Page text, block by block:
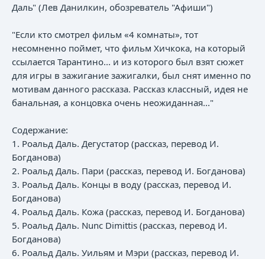
Даль" (Лев Данилкин, обозреватель "Афиши")
"Если кто смотрел фильм «4 комнаты», тот
несомненно поймет, что фильм Хичкока, на который
ссылается Тарантино... и из которого был взят сюжет
для игры в зажигание зажигалки, был снят именно по
мотивам данного рассказа. Рассказ классный, идея не
банальная, а концовка очень неожиданная..."
Содержание:
1. Роальд Даль. Дегустатор (рассказ, перевод И.
Богданова)
2. Роальд Даль. Пари (рассказ, перевод И. Богданова)
3. Роальд Даль. Концы в воду (рассказ, перевод И.
Богданова)
4. Роальд Даль. Кожа (рассказ, перевод И. Богданова)
5. Роальд Даль. Nunc Dimittis (рассказ, перевод И.
Богданова)
6. Роальд Даль. Уильям и Мэри (рассказ, перевод И.